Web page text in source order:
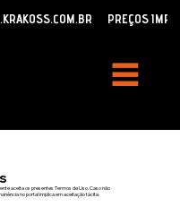
aceita os presentes Termos de Uso. Caso não
no portal implica em aceitação tácita.